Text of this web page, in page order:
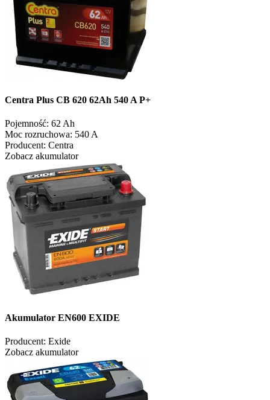
Centra Plus CB 620 62Ah 540 A P+
Pojemność: 62 Ah
Moc rozruchowa: 540 A
Producent: Centra
Zobacz akumulator
Akumulator EN600 EXIDE
Producent: Exide
Zobacz akumulator